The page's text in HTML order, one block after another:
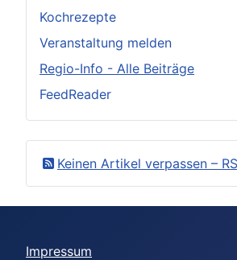
Kochrezepte
Veranstaltung melden
Regio-Info - Alle Beiträge
FeedReader
Keinen Artikel verpassen –
Impressum